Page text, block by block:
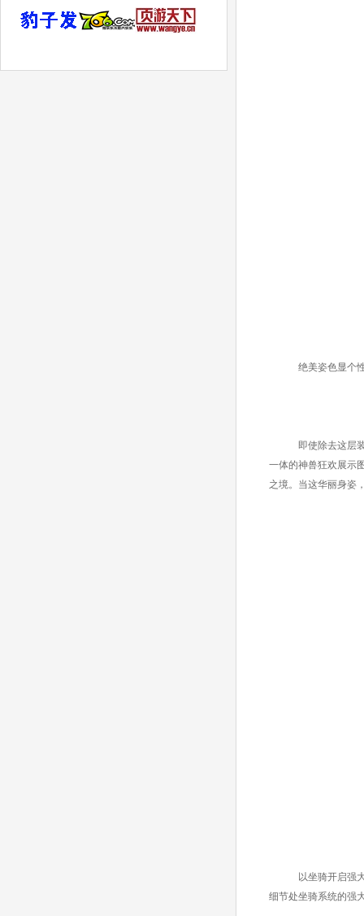
绝美姿色显个
即使除去这层
一体的神兽狂欢展示
之境。当这华丽身姿
以坐骑开启强
细节处坐骑系统的强